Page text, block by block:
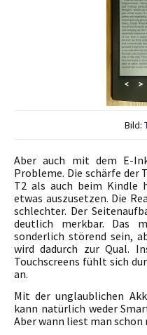
Bild:
Aber auch mit dem E-
Probleme. Die schärfe
T2 als auch beim Kindle
etwas auszusetzen. Die
schlechter. Der
deutlich merkbar. Das
sonderlich störend sein,
wird dadurch zur Qual.
Touchscreens fühlt sich
an.
Mit der unglaublichen
kann natürlich weder
Aber wann liest man schon